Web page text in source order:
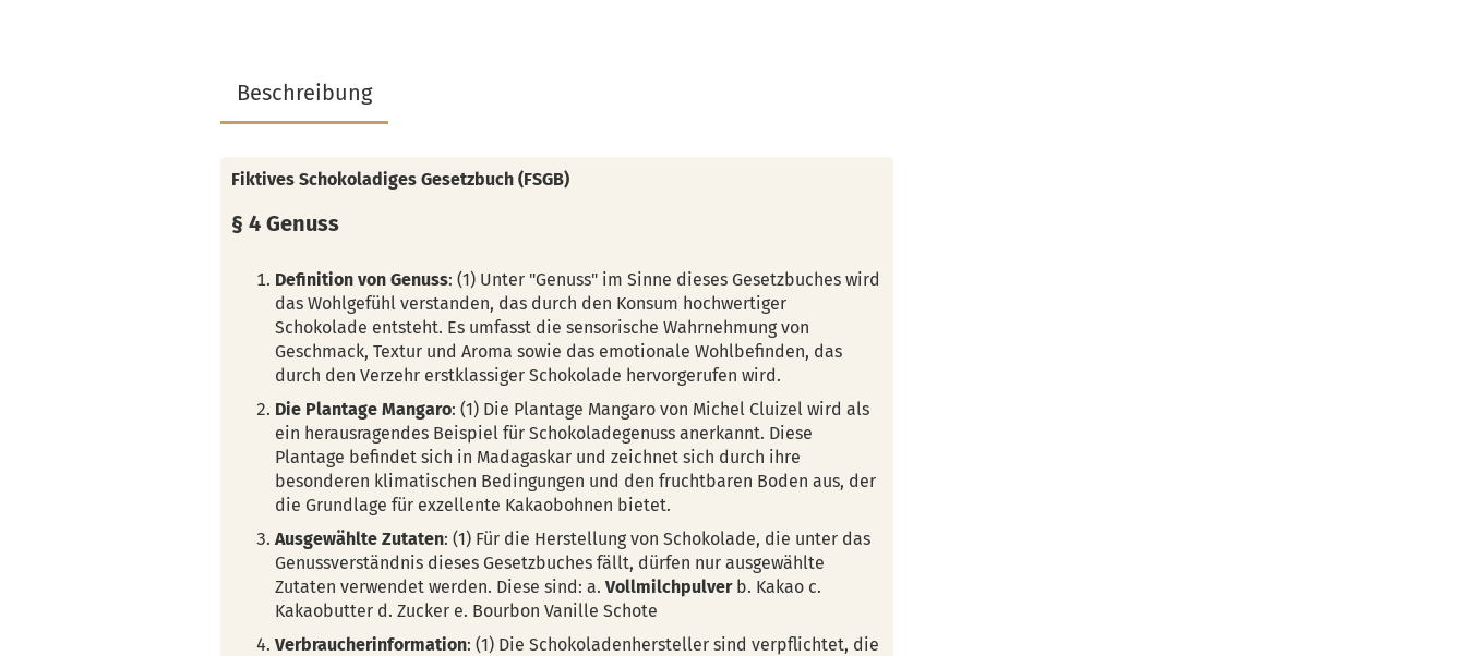
Beschreibung
Fiktives Schokoladiges Gesetzbuch (FSGB)
§ 4 Genuss
Definition von Genuss: (1) Unter "Genuss" im Sinne dieses Gesetzbuches wird
das Wohlgefühl verstanden, das durch den Konsum hochwertiger
Schokolade entsteht. Es umfasst die sensorische Wahrnehmung von
Geschmack, Textur und Aroma sowie das emotionale Wohlbefinden, das
durch den Verzehr erstklassiger Schokolade hervorgerufen wird.
Die Plantage Mangaro: (1) Die Plantage Mangaro von Michel Cluizel wird als
ein herausragendes Beispiel für Schokoladegenuss anerkannt. Diese
Plantage befindet sich in Madagaskar und zeichnet sich durch ihre
besonderen klimatischen Bedingungen und den fruchtbaren Boden aus, der
die Grundlage für exzellente Kakaobohnen bietet.
Ausgewählte Zutaten: (1) Für die Herstellung von Schokolade, die unter das
Genussverständnis dieses Gesetzbuches fällt, dürfen nur ausgewählte
Zutaten verwendet werden. Diese sind: a. Vollmilchpulver b. Kakao c.
Kakaobutter d. Zucker e. Bourbon Vanille Schote
Verbraucherinformation: (1) Die Schokoladenhersteller sind verpflichtet, die